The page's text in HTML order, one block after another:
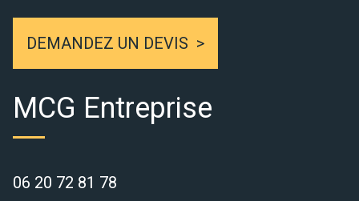
DEMANDEZ UN DEVIS
MCG Entreprise
06 20 72 81 78